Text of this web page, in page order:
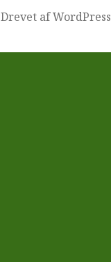
Drevet af WordPress